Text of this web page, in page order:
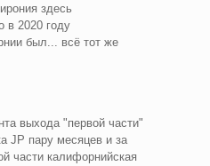
здесь
в 2020 году
был... всё тот же
выхода "первой части"
JP пару месяцев и за
части калифорнийская